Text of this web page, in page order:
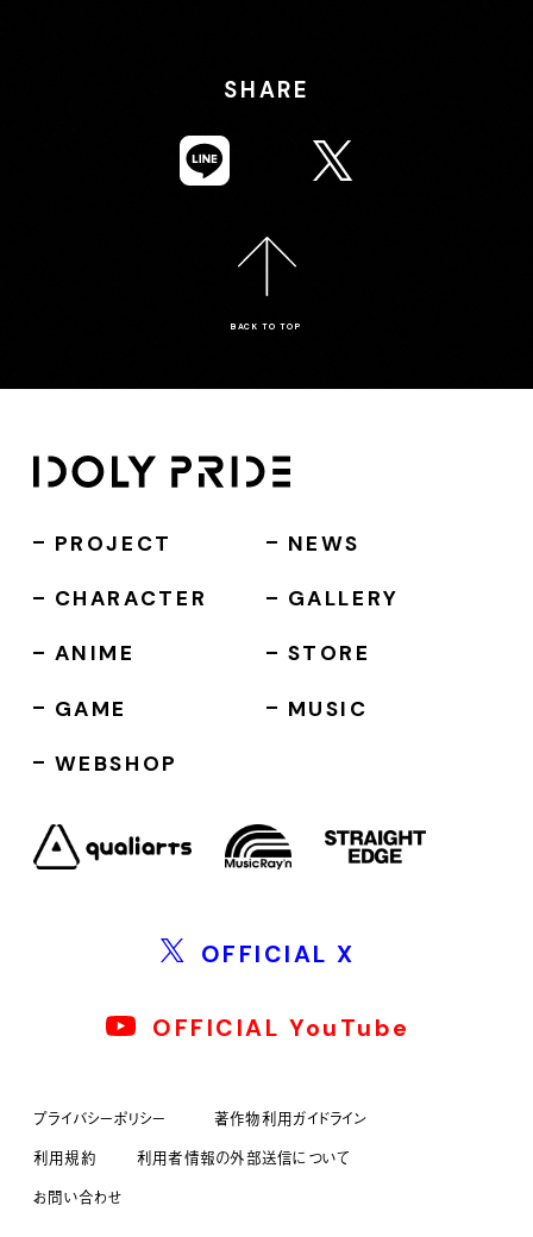
SHARE
BACK TO TOP
PROJECT
CHARACTER
ANIME
GAME
WEBSHOP
NEWS
GALLERY
STORE
MUSIC
OFFICIAL X
OFFICIAL YouTube
プライバシーポリシー
著作物利用ガイドライン
利用規約
利用者情報の外部送信について
お問い合わせ